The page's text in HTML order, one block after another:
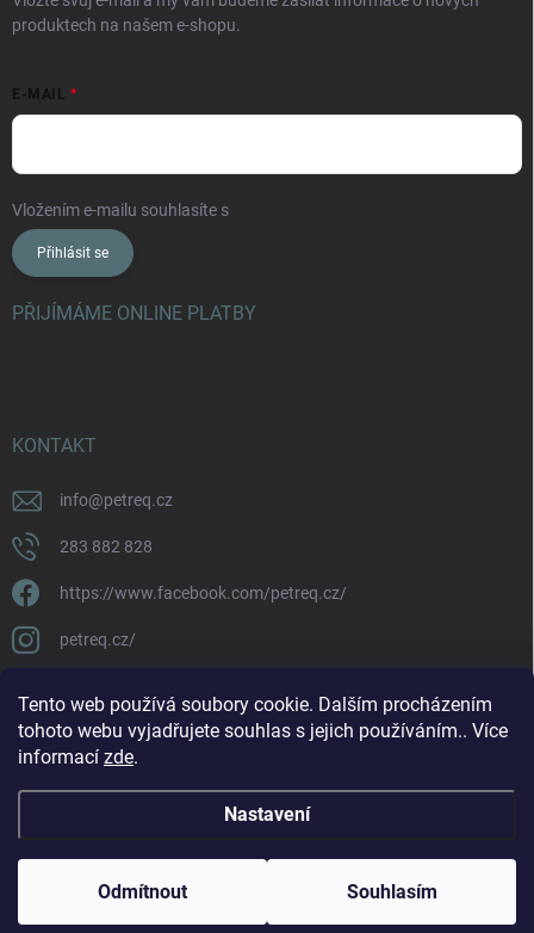
Tento web používá soubory cookie. Dalším procházením
tohoto webu vyjadřujete souhlas s jejich používáním.. Více
informací zde.
Nastavení
Odmítnout Souhlasím
produktech na našem e-shopu.
E-MAIL
Vložením e-mailu souhlasíte s
Přihlásit se
PŘIJÍMÁME ONLINE PLATBY
KONTAKT
info@petreq.cz
283 882 828
https://www.facebook.com/petreq.cz/
petreq.cz/
Vytvořil Shoptet
Copyright 2026 . Všechna práva vyhrazena.